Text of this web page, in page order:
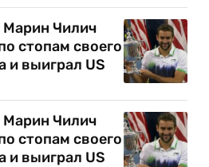
Марин Чилич
стопам своего
и выиграл US
Марин Чилич
стопам своего
и выиграл US